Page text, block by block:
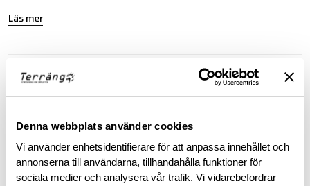
Denna webbplats använder cookies
Vi använder enhetsidentifierare för att anpassa innehållet och
annonserna till användarna, tillhandahålla funktioner för
sociala medier och analysera vår trafik. Vi vidarebefordrar
Läs mer
BESKRIVNING
OM VARUMÄRKET